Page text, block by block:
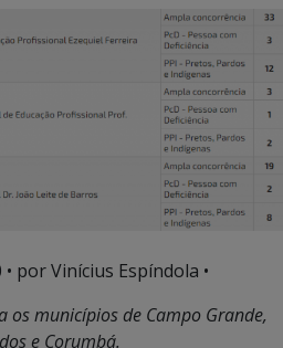
• por Vinícius Espíndola •
os municípios de Campo Grande,
e Corumbá.